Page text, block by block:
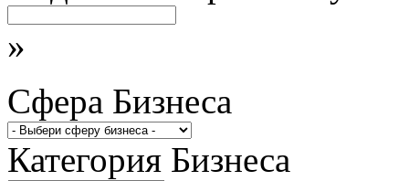
»
Сфера Бизнеса
Категория Бизнеса